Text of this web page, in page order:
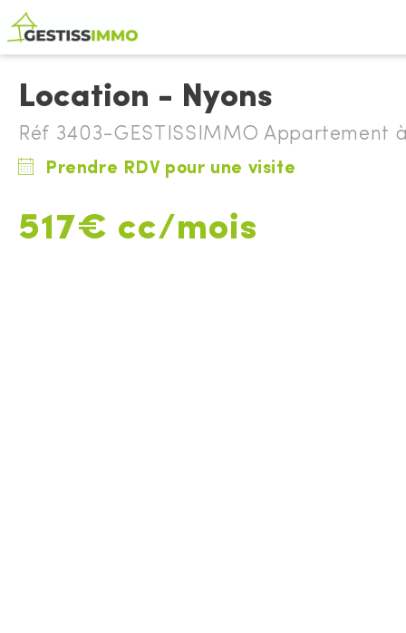
Location - Nyons
Réf 3403-GESTISSIMMO Appartement
Prendre RDV pour une visite
517€ cc/mois